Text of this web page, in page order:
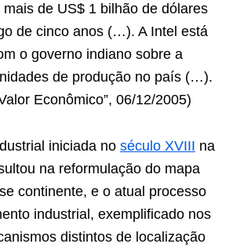
de US$ 1 bilhão de dólares
de cinco anos (…). A Intel está
o governo indiano sobre a
de produção no país (…).
Econômico”, 06/12/2005)
iniciada no século XVIII na
na reformulação do mapa
continente, e o atual processo
industrial, exemplificado nos
distintos de localização